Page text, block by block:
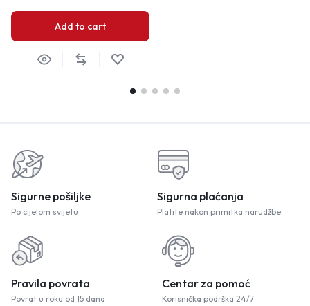
Add to cart
Sigurne pošiljke
Po cijelom svijetu
Sigurna plaćanja
Platite nakon primitka narudžbe.
Pravila povrata
Povrat u roku od 15 dana
Centar za pomoć
Korisnička podrška 24/7